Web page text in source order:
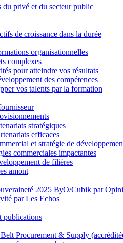
du privé et du secteur public
de croissance dans la durée
organisationnelles
complexes
pour atteindre vos résultats
des compétences
vos talents par la formation
stratégiques
efficaces
et stratégie de
commerciales impactantes
de filières
amont
2025 ByO/Cubik par
par Les Echos
publications
Procurement & Supply